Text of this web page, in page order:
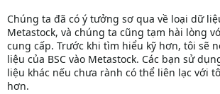
Chúng ta đã có ý tưởng sơ qua về loại dữ
Metastock, và chúng ta cũng tạm hài lòng
cung cấp. Trước khi tìm hiểu kỹ hơn, tôi sẽ
liệu của BSC vào Metastock. Các bạn sử
liệu khác nếu chưa rành có thể liên lạc với
hơn.